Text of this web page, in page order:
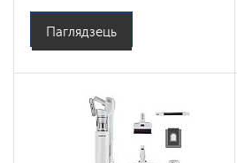
Паглядзець